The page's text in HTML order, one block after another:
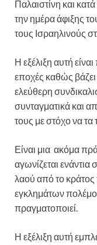
Παλαιστίνη και
την ημέρα άφιξης
τους Ισραηλινούς
Η εξέλιξη αυτή
εποχές καθώς βάζει
ελεύθερη
συνταγματικά και
τους με στόχο να τα
Είναι μια ακόμα
αγωνίζεται ενάντια
λαού από το κράτος
εγκλημάτων
πραγματοποιεί.
Η εξέλιξη αυτή